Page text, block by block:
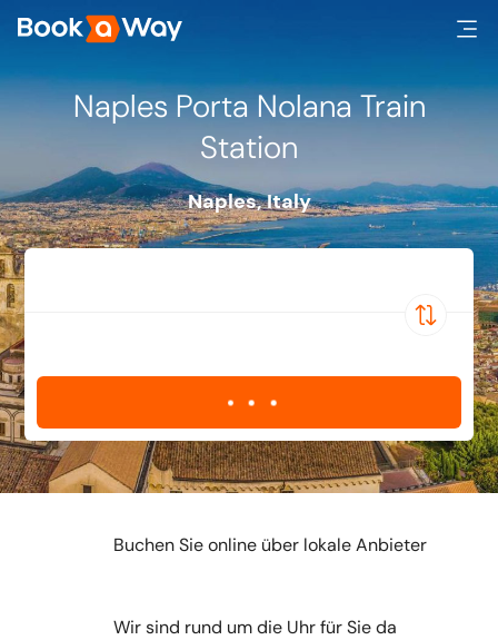
Naples Porta Nolana Train
Station
Naples,Italy
Buchen Sie online über lokale Anbieter
Wir sind rund um die Uhr für Sie da